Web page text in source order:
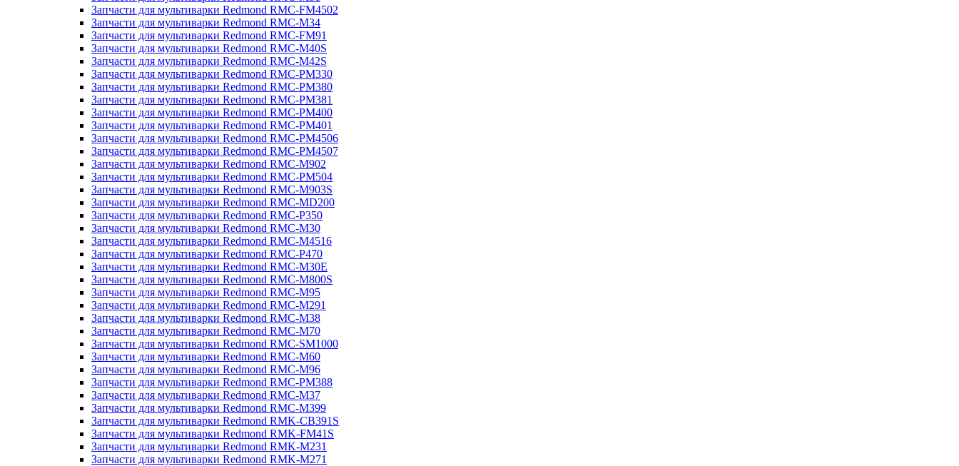
Запчасти для мультиварки Redmond RMC-FM4502
Запчасти для мультиварки Redmond RMC-M34
Запчасти для мультиварки Redmond RMC-FM91
Запчасти для мультиварки Redmond RMC-M40S
Запчасти для мультиварки Redmond RMC-M42S
Запчасти для мультиварки Redmond RMC-PM330
Запчасти для мультиварки Redmond RMC-PM380
Запчасти для мультиварки Redmond RMC-PM381
Запчасти для мультиварки Redmond RMC-PM400
Запчасти для мультиварки Redmond RMC-PM401
Запчасти для мультиварки Redmond RMC-PM4506
Запчасти для мультиварки Redmond RMC-PM4507
Запчасти для мультиварки Redmond RMC-M902
Запчасти для мультиварки Redmond RMC-PM504
Запчасти для мультиварки Redmond RMC-M903S
Запчасти для мультиварки Redmond RMC-MD200
Запчасти для мультиварки Redmond RMC-P350
Запчасти для мультиварки Redmond RMC-M30
Запчасти для мультиварки Redmond RMC-M4516
Запчасти для мультиварки Redmond RMC-P470
Запчасти для мультиварки Redmond RMC-M30E
Запчасти для мультиварки Redmond RMC-M800S
Запчасти для мультиварки Redmond RMC-M95
Запчасти для мультиварки Redmond RMC-M291
Запчасти для мультиварки Redmond RMC-M38
Запчасти для мультиварки Redmond RMC-M70
Запчасти для мультиварки Redmond RMC-SM1000
Запчасти для мультиварки Redmond RMC-M60
Запчасти для мультиварки Redmond RMC-M96
Запчасти для мультиварки Redmond RMC-PM388
Запчасти для мультиварки Redmond RMC-M37
Запчасти для мультиварки Redmond RMC-M399
Запчасти для мультиварки Redmond RMK-CB391S
Запчасти для мультиварки Redmond RMK-FM41S
Запчасти для мультиварки Redmond RMK-M231
Запчасти для мультиварки Redmond RMK-M271